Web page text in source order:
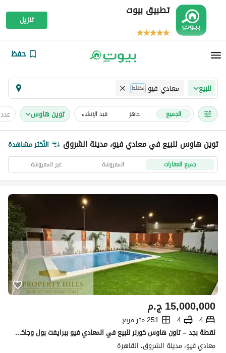
تطبيق بيوت
تنزيل
حفظ
للبيع معادي فيو مختلط
الجميع جاهز قيد الإنشاء توين هاوس
توين هاوس للبيع في معادي فيو، مدينة الشروق الأكثر مشاهدة
جميع العقارات المفروشة غير المفروشة
ج.م15,000,000
4
4
251 متر مربع
لقطة بجد – تاون هاوس كورنر للبيع في المعادي فيو ببرايفت بول وجاكوزي وسعر كسر سوق - الشروق - القاهرة الجديدة
معادي فيو، مدينة الشروق، القاهرة